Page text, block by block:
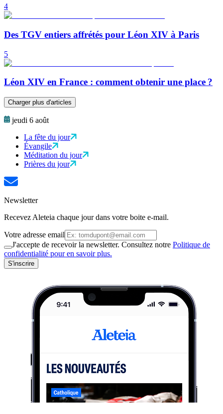
4
Des TGV entiers affrétés pour Léon XIV à Paris
5
Léon XIV en France : comment obtenir une place ?
Charger plus d'articles
jeudi 6 août
La fête du jour
Évangile
Méditation du jour
Prières du jour
Newsletter
Recevez Aleteia chaque jour dans votre boite e-mail.
Votre adresse email
J'accepte de recevoir la newsletter. Consultez notre Politique de
confidentialité pour en savoir plus.
S'inscrire